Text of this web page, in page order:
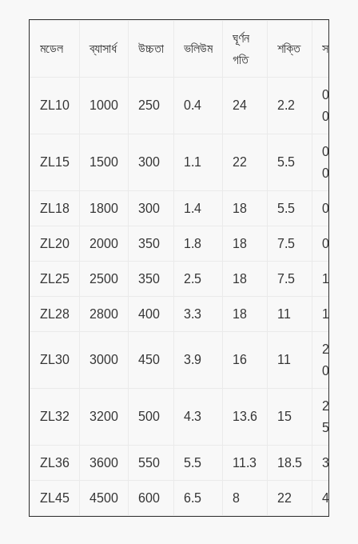
মডেল ব্যাসার্ধ উচ্চতা ভলিউম
ঘূর্ণন
গতি
শক্তি সক্ষমতা
ZL10 1000 250 0.4 24 2.2
0.3-
0.5
ZL15 1500 300 1.1 22 5.5
0.5-
0.8
ZL18 1800 300 1.4 18 5.5 0.৬-১.0
ZL20 2000 350 1.8 18 7.5 0.৮-১.2
ZL25 2500 350 2.5 18 7.5 1.০-১.5
ZL28 2800 400 3.3 18 11 1.০.২.5
ZL30 3000 450 3.9 16 11
2.০-৩।
0
ZL32 3200 500 4.3 13.6 15
2.০-৩।
5
ZL36 3600 550 5.5 11.3 18.5 3.০-৫0
ZL45 4500 600 6.5 8 22 4.০-৬0